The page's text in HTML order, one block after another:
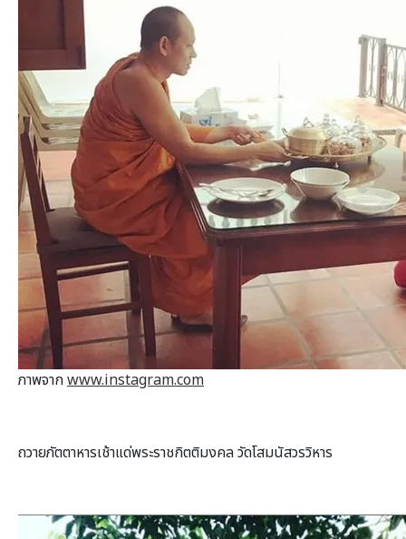
ภาพจากwww.instagram.com
ถวายภัตตาหารเช้าแด่พระราชกิตติมงคล วัดโสมนัสวรวิหาร